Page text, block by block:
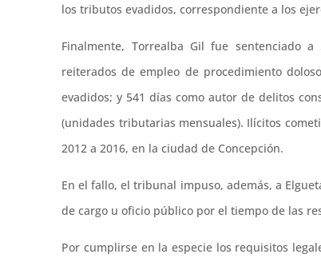
los tributos evadidos, correspondiente a los
Finalmente, Torrealba Gil fue sentenciado
reiterados de empleo de procedimiento
evadidos; y 541 días como autor de delitos
(unidades tributarias mensuales). Ilícitos
2012 a 2016, en la ciudad de Concepción.
En el fallo, el tribunal impuso, además, a
de cargo u oficio público por el tiempo de las
Por cumplirse en la especie los requisitos